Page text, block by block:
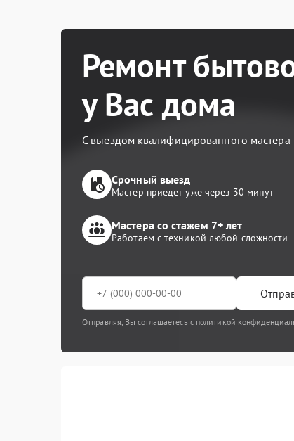
Ремонт
у Вас дома
С выездом квалифицированного мастера
Срочный выезд
Мастер приедет уже через 30 минут
Мастера со стажем 7+ лет
Работаем с техникой любой сложности
Отправляя, Вы соглашаетесь с политикой